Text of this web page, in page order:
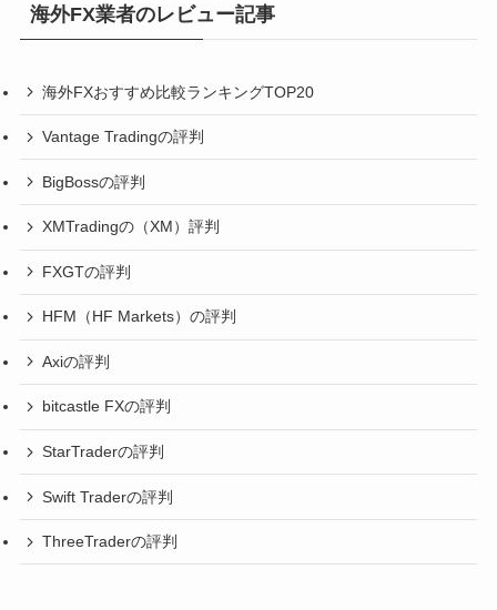
ー海外FX業者のレビュー記事
海外FXおすすめ比較ランキングTOP20
Vantage Tradingの評判
BigBossの評判
XMTradingの（XM）評判
FXGTの評判
HFM（HF Markets）の評判
Axiの評判
bitcastle FXの評判
StarTraderの評判
Swift Traderの評判
ThreeTraderの評判